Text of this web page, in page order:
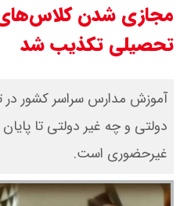
مجازی شدن
تحصیلی تکذیب شد
آموزش مدارس سراسر کشور
دولتی و چه غیر دولتی تا
غیرحضوری است.